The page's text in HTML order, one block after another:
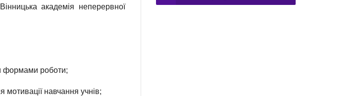
академія неперервної
формами роботи;
навчання учнів;